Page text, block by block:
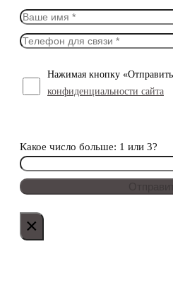
Нажимая кнопку
конфиденциальности сайта
Какое число больше: 1 или 3?
×